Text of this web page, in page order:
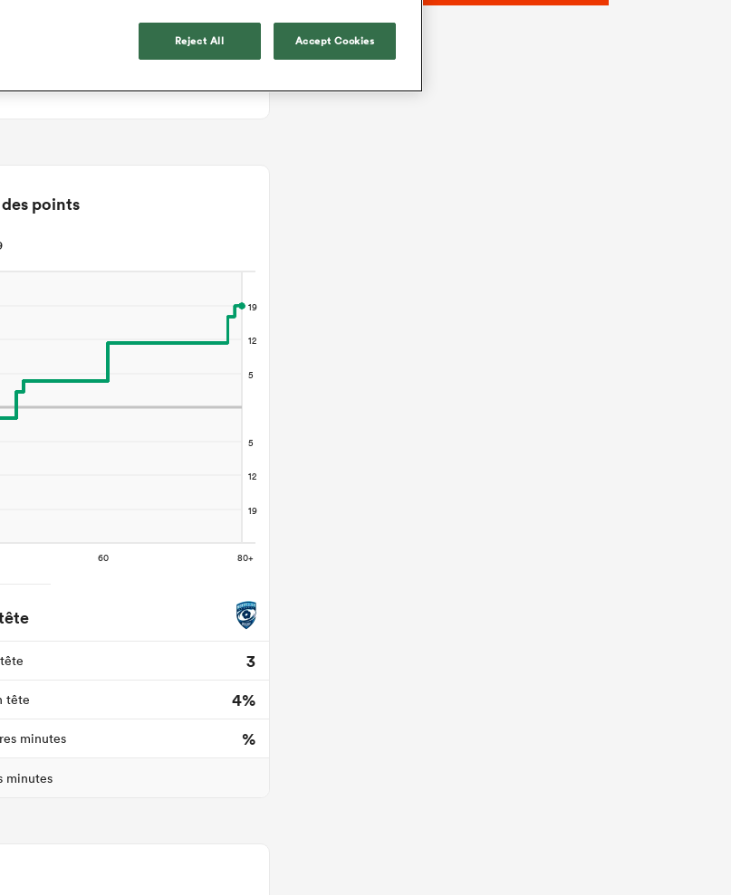
points
3
tête
4%
minutes
%
minutes
Reject All Accept Cookies